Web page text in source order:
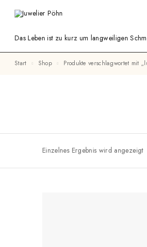
Das Leben ist zu kurz um langweiligen
Start Shop Produkte verschlagwortet mit
Einzelnes Ergebnis wird angezeigt